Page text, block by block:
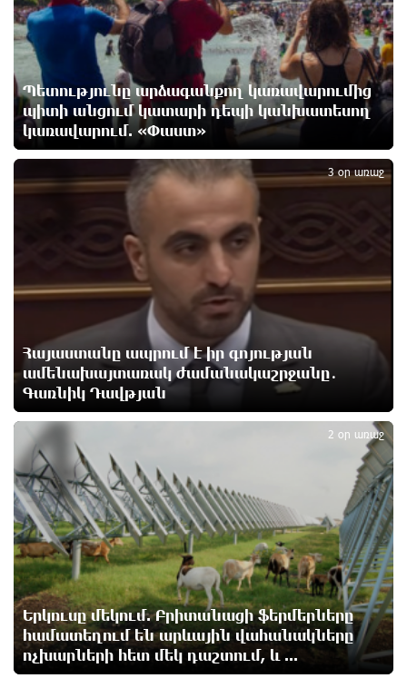
23-ամյա ուսանողի մշակած հավելվածը
հարավկորեական App Store-ում շրջանցել է
նույնիսկ Google Maps-ը
1 օր առաջ
Ռուսաստանի տարածքում ոչնչացվել է
ուկրաինական 360 անօդաչու թռչող սարք
1 օր առաջ
Օգոստոսի 10-ին, 11-ին, 12-ին, 13-ին, 14-ին, 17-ին,
18-ին և 20-ին հարյուրավոր հասցեներում լույս չի
լինելու
Ողբերգական դեպք՝ Երևանում․ Կիևյան կամրջի
տակ հայտնաբերվել է տղամարդու մարմին
1 օր առաջ
Ադրբեջանի Սարով գյուղում տանը 18-ամյա աղջկա
1 օր առաջ
Հայհիդրոմետի տնօրենը գրել է
1 օր առաջ
Արտակարգ դեպք՝ Երևանում․ կոտրել են «Հույս
բոլոր մարդկանց» հիմնադրամի շենքի
պատուհաններն ու դռները
1 օր առաջ
Պետությունը արձագանքող կառավարումից
պիտի անցում կատարի դեպի կանխատեսող
կառավարում. «Փաստ»
Հայաստանը ապրում է իր գոյության
ամենախայտառակ ժամանակաշրջանը․
Գառնիկ Դավթյան
3 օր առաջ
3
Երկուսը մեկում. Բրիտանացի ֆերմերները
համատեղում են արևային վահանակները
ոչխարների հետ մեկ դաշտում, և ...
2 օր առաջ
4